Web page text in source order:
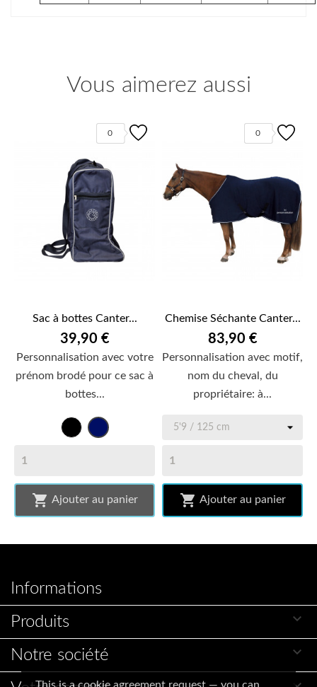
Vous aimerez aussi
0
Sac à bottes Canter...
39,90 €
Personnalisation avec votre
prénom brodé pour ce sac à
bottes...
Noirbleu
 Ajouter au panier
0
Chemise Séchante Canter...
83,90 €
Personnalisation avec motif,
nom du cheval, du
propriétaire: à...
 Ajouter au panier
Informations
Produits

Notre société 